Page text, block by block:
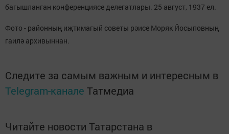
багышланган конференциясе делегатлары. 25 август, 1937 ел.
Фото - районның иҗтимагый советы рәисе Моряк Йосыповның
гаилә архивыннан.
Следите за самым важным и интересным в
Telegram-канале Татмедиа
Читайте новости Татарстана в